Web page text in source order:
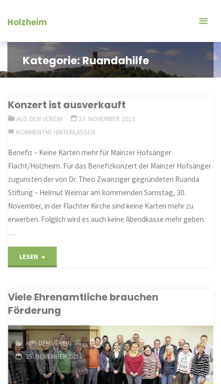
InhaltHolzheim
Kategorie:Ruandahilfe
Konzert ist ausverkauft
AUS DEM VEREIN
27. NOVEMBER 2013
KOMMENTAR HINTERLASSEN
Benefiz – Keine Karten mehr für Mainzer Hofsänger
Flacht/Holzheim. Für das Benefizkonzert der Mainzer Hofsänger
zugunsten der von Dr. Theo Zwanziger gegründeten Ruanda
Stiftung – Helmut Weimar am kommenden Samstag, 30.
November, in der Flachter Kirche sind keine Karten mehr zu
erwerben. Folglich wird es auch keine Abendkasse mehr geben.
…
LESEN
ausverkauft"
Viele Ehrenamtliche brauchen
Förderung
AUS DEM VEREIN
25. NOVEMBER 2013